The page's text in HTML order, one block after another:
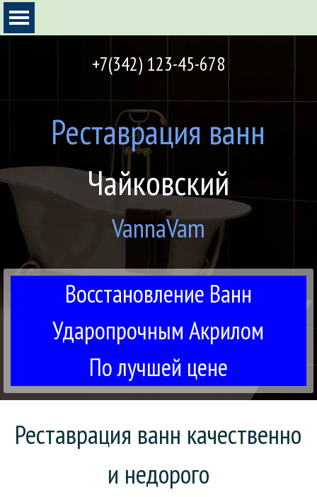
Перейти к контенту
Пропустить меню
+7(342) 123-45-678
Реставрация ванн
Чайковский
VannaVam
Восстановление Ванн
Ударопрочным Акрилом
По лучшей цене
Реставрация ванн качественно
и недорого